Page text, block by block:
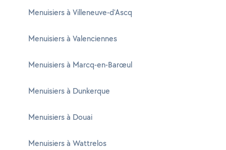
Menuisiers à Villeneuve-d'Ascq
Menuisiers à Valenciennes
Menuisiers à Marcq-en-Barœul
Menuisiers à Dunkerque
Menuisiers à Douai
Menuisiers à Wattrelos